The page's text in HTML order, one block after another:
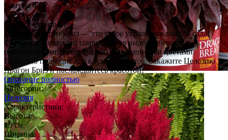
Выгода45 ₽
+12 бонусов
Краткое описание:
Целозия Драгон Бриз — это яркое украшение вашего сада!
Сорт с уникальными соцветиями в виде гребешков,
привлекает внимание своими насыщенными цветами.
Идеально подходит для клумб и букетов. Закажите Целозию
Драгон Бриз и наслаждайтесь красотой!
Описание полностью
Категории:
Целозия
Характеристики:
Высота:
15 см
Ширина: